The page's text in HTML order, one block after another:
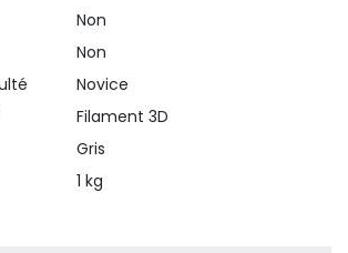
Non
Non
Novice
Filament 3D
Gris
1 kg